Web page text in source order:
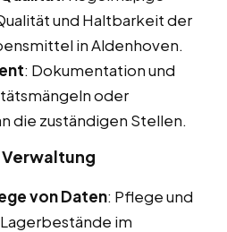
und Haltbarkeit der
in Aldenhoven.
: Dokumentation und
oder
die zuständigen Stellen.
von Daten: Pflege und
im